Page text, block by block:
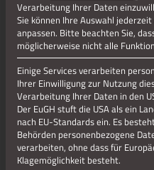
Verarbeitung Ihrer Daten
Sie können Ihre Auswahl
anpassen. Bitte beachten Sie,
möglicherweise nicht alle
Einige Services verarbeiten
Ihrer Einwilligung zur Nutzung
Verarbeitung Ihrer Daten in den
Der EuGH stuft die USA als ein
nach EU-Standards ein. Es
Behörden personenbezogene
verarbeiten, ohne dass für
Klagemöglichkeit besteht.